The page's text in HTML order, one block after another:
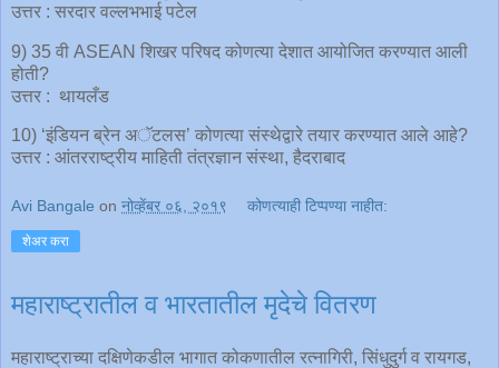
उत्तर : सरदार वल्लभभाई पटेल
9) 35 वी ASEAN शिखर परिषद कोणत्या देशात आयोजित करण्यात आली
होती?
उत्तर : थायलँड
10) ‘इंडियन ब्रेन अॅटलस’ कोणत्या संस्थेद्वारे तयार करण्यात आले आहे?
उत्तर : आंतरराष्ट्रीय माहिती तंत्रज्ञान संस्था, हैदराबाद
Avi Bangale on नोव्हेंबर ०६, २०१९ कोणत्याही टिप्पण्‍या नाहीत:
शेअर करा
महाराष्ट्रातील व भारतातील मृदेचे वितरण
महाराष्ट्राच्या दक्षिणेकडील भागात कोकणातील रत्नागिरी, सिंधुदुर्ग व रायगड,